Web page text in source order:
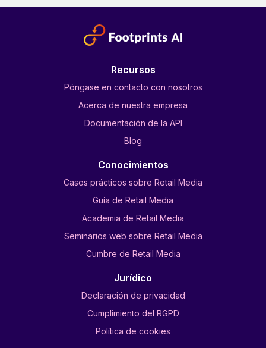
Recursos
Póngase en contacto con nosotros
Acerca de nuestra empresa
Documentación de la API
Blog
Conocimientos
Casos prácticos sobre Retail Media
Guía de Retail Media
Academia de Retail Media
Seminarios web sobre Retail Media
Cumbre de Retail Media
Jurídico
Declaración de privacidad
Cumplimiento del RGPD
Política de cookies